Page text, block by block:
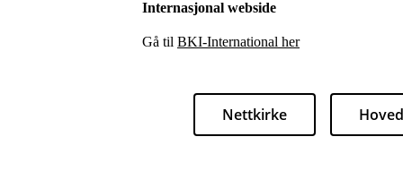
Internasjonal webside
Gå til BKI-International her
Nettkirke